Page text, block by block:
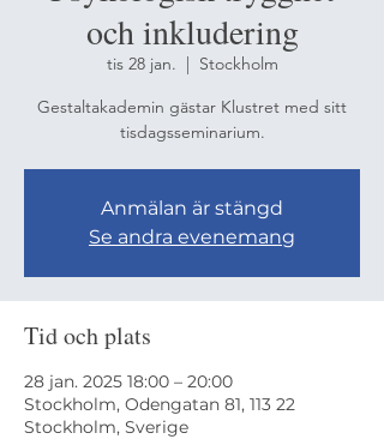
och inkludering
tis 28 jan.
  |
Stockholm
Gestaltakademin gästar Klustret med sitt
tisdagsseminarium.
Anmälan är stängd
Se andra evenemang
Tid och plats
28 jan. 2025 18:00 – 20:00
Stockholm, Odengatan 81, 113 22
Stockholm, Sverige